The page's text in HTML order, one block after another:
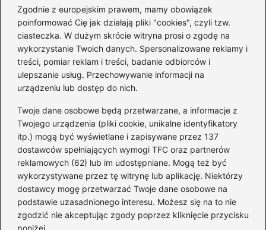
Zgodnie z europejskim prawem, mamy obowiązek
poinformować Cię jak działają pliki "cookies", czyli tzw.
ciasteczka. W dużym skrócie witryna prosi o zgodę na
wykorzystanie Twoich danych. Spersonalizowane reklamy i
treści, pomiar reklam i treści, badanie odbiorców i
ulepszanie usług. Przechowywanie informacji na
urządzeniu lub dostęp do nich.
Twoje dane osobowe będą przetwarzane, a informacje z
Twojego urządzenia (pliki cookie, unikalne identyfikatory
itp.) mogą być wyświetlane i zapisywane przez 137
dostawców spełniających wymogi TFC oraz partnerów
reklamowych (62) lub im udostępniane. Mogą też być
wykorzystywane przez tę witrynę lub aplikację. Niektórzy
dostawcy mogę przetwarzać Twoje dane osobowe na
podstawie uzasadnionego interesu. Możesz się na to nie
zgodzić nie akceptując zgody poprzez kliknięcie przycisku
poniżej.
Magiczne kulisy życia
autora książki o Kubusiu
Puchatku
Odkryj inne książki autora
„Jaś i Małgosia”, które
musisz przeczytać
Odkrywając magiczny
świat: jakie książki napisał